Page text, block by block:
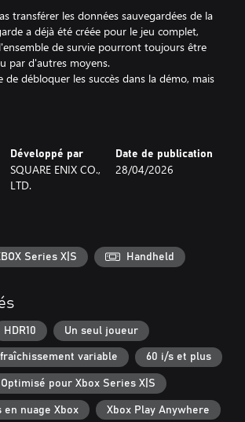
transférer les données sauvegardées de la
a déjà été créée pour le jeu complet,
de survie pourront toujours être
par d'autres moyens.
de débloquer les succès dans la démo, mais
et tout succès lié à votre progression
FANTASY VII REBIRTH ?]
mako de Midgar, Cloud et ses amis
limites de leur destinée pour s'aventurer dans
surprises. Galopez à travers des plaines
chocobo pour explorer le monde.
de FINAL FANTASY VII, sorti en 1997.
d'origine jusqu'à la cité des Cétras,
Développé par
SQUARE ENIX CO.,
LTD.
Date de publication
28/04/2026
Series X|S Handheld
HDR10 Un seul joueur
variable 60 i/s et plus
Optimisé pour Xbox Series X|S
nuage Xbox Xbox Play Anywhere